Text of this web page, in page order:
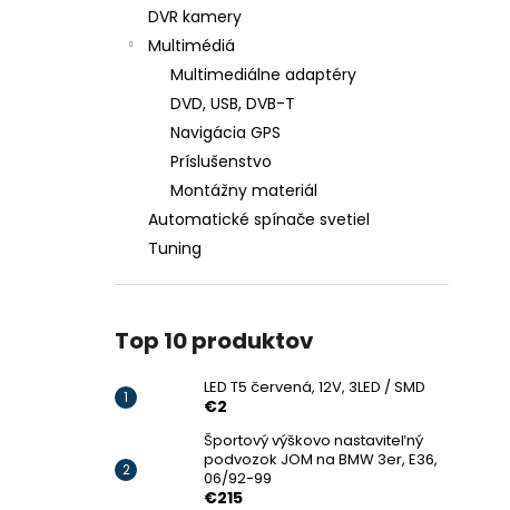
DVR kamery
Multimédiá
Multimediálne adaptéry
DVD, USB, DVB-T
Navigácia GPS
Príslušenstvo
Montážny materiál
Automatické spínače svetiel
Tuning
Top 10 produktov
LED T5 červená, 12V, 3LED / SMD
€2
Športový výškovo nastaviteľný
podvozok JOM na BMW 3er, E36,
06/92-99
€215